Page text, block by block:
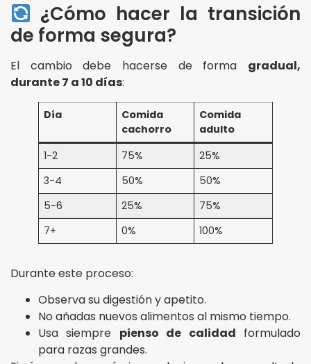
¿Cómo hacer la transición
de forma segura?
El cambio debe hacerse de forma gradual,
durante 7 a 10 días:
Día
Comida
cachorro
Comida
adulto
1-2
75%
25%
3-4
50%
50%
5-6
25%
75%
7+
0% 100%
Durante este proceso:
Observa su digestión y apetito.
No añadas nuevos alimentos al mismo tiempo.
Usa siempre pienso de calidad formulado
para razas grandes.